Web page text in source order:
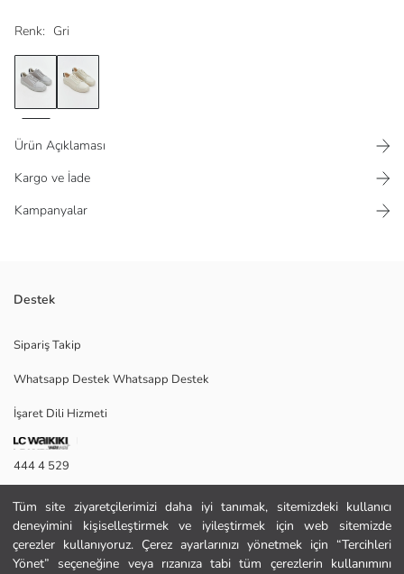
Tüm site ziyaretçilerimizi daha iyi tanımak, sitemizdeki kullanıcı
deneyimini kişiselleştirmek ve iyileştirmek için web sitemizde
çerezler kullanıyoruz. Çerez ayarlarınızı yönetmek için “Tercihleri
Yönet” seçeneğine veya rızanıza tabi tüm çerezlerin kullanımını
Renk: Gri
Ürün Açıklaması
Kargo ve İade
Kampanyalar
düz yüzeyli tasarıma sahiptir. Kalın tabanlıdır.
Menşei:
Satıcı:
Marka:
Cinsiyet:
Ayakkabı Kapanma Şekli:
Destek
Sipariş Takip
Whatsapp Destek Whatsapp Destek
İşaret Dili Hizmeti
444 4 529
İletişim Formu
444 4 529